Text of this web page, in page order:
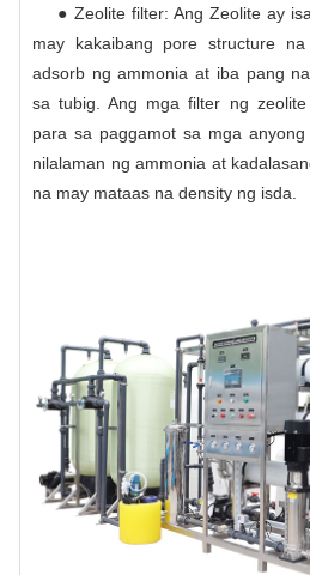
● Zeolite filter: Ang Zeolite ay
may kakaibang pore structure na
adsorb ng ammonia at iba pang
sa tubig. Ang mga filter ng
para sa paggamot sa mga
nilalaman ng ammonia at
na may mataas na density ng isda.